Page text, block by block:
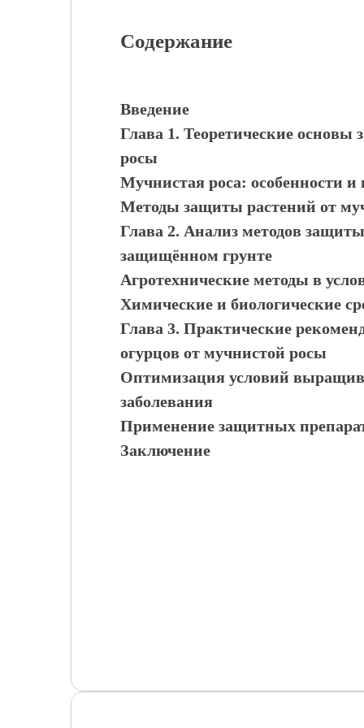
Содержание
Введение
Глава 1. Теоретические
росы
Мучнистая роса: особенности
Методы защиты растений от
Глава 2. Анализ методов
защищённом грунте
Агротехнические методы в
Химические и биологические
Глава 3. Практические
огурцов от мучнистой росы
Оптимизация условий
заболевания
Применение защитных
Заключение